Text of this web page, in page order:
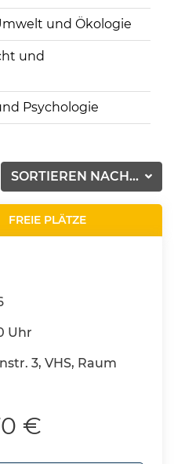
und Ökologie
und
Psychologie
SORTIEREN NACH...
FREIE PLÄTZE
Uhr
3, VHS, Raum
€